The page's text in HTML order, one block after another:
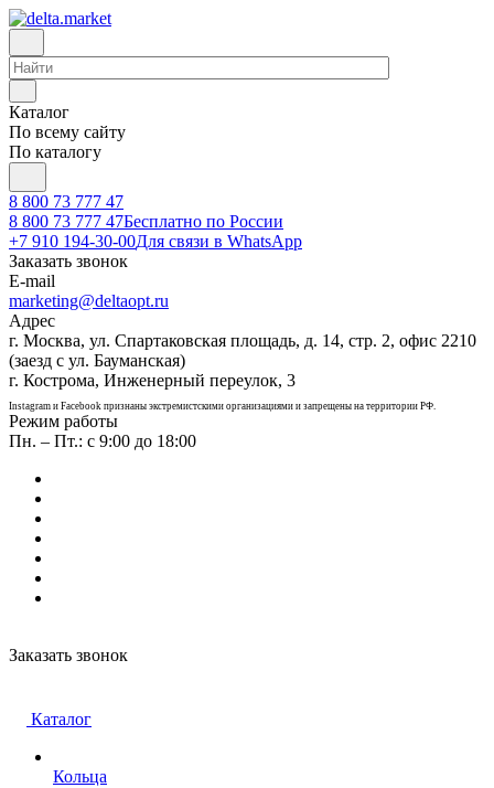
Каталог
По всему сайту
По каталогу
8 800 73 777 47
8 800 73 777 47Бесплатно по России
+7 910 194-30-00Для связи в WhatsApp
Заказать звонок
E-mail
marketing@deltaopt.ru
Адрес
г. Москва, ул. Спартаковская площадь, д. 14, стр. 2, офис 2210
(заезд с ул. Бауманская)
г. Кострома, Инженерный переулок, 3
Instagram и Facebook признаны экстремистскими организациями и запрещены на территории РФ.
Режим работы
Пн. – Пт.: с 9:00 до 18:00
Заказать звонок
Каталог
Кольца